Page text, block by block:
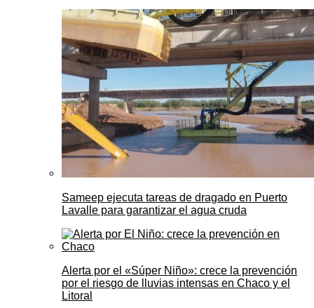
Sameep ejecuta tareas de dragado en Puerto
Lavalle para garantizar el agua cruda
Alerta por el «Súper Niño»: crece la prevención
por el riesgo de lluvias intensas en Chaco y el
Litoral